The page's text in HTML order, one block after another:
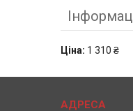
Ціна: 1 310 ₴